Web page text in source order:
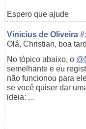
Espero que ajude
Vinicius de Oliveira #:
Olá, Christian, boa
No tópico abaixo, o
semelhante e eu
não funcionou para
se você quiser dar
ideia: ...